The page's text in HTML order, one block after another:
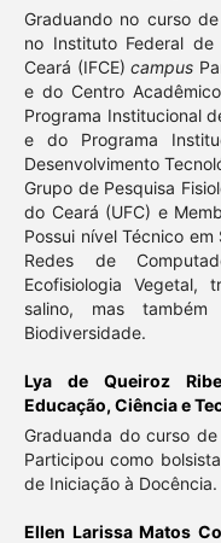
Graduando no curso
no Instituto Federal
Ceará (IFCE)campus
e do Centro
Programa Institucional
e do Programa
Desenvolvimento
Grupo de Pesquisa
do Ceará (UFC) e
Possui nível Técnico
Redes de
Ecofisiologia Vegetal,
salino, mas
Biodiversidade.
Lya de Queiroz
Educação, Ciência e
Graduanda do curso
Participou como
de Iniciação à Docência.
Ellen Larissa Matos